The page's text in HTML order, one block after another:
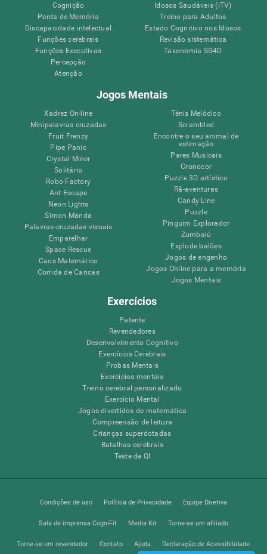
Cognição
Perda de Memória
Discapacidade intelectual
Funções cerebrais
Funções Executivas
Percepção
Atenção
Idosos Saudáveis (iTV)
Treino para Adultos
Estado Cognitivo nos Idosos
Revisão sistemática
Taxonomia SG4D
Jogos Mentais
Xadrez On-line
Minipalavras cruzadas
Fruit Frenzy
Pipe Panic
Crystal Miner
Solitário
Robo Factory
Ant Escape
Neon Lights
Simon Manda
Palavras-cruzadas visuais
Emparelhar
Space Rescue
Caos Matemático
Corrida de Caricas
Ténis Melódico
Scrambled
Encontre o seu animal de
estimação
Pares Musicais
Cronocor
Puzzle 3D artístico
Rã-aventuras
Candy Line
Puzzle
Pinguim Explorador
Zumbalú
Explode balões
Jogos de engenho
Jogos Online para a memória
Jogos Mentais
Exercícios
Patente
Revendedores
Desenvolvimento Cognitivo
Exercícios Cerebrais
Probas Mentais
Exercícios mentais
Treino cerebral personalizado
Exercício Mental
Jogos divertidos de matemática
Compreensão de leitura
Crianças superdotadas
Batalhas cerebrais
Teste de QI
Condições de uso Política de Privacidade Equipe Diretiva
Sala de imprensa CogniFit Media Kit Torne-se um afiliado
Torne-se um revendedor Contato Ajuda Declaração de Acessibilidade